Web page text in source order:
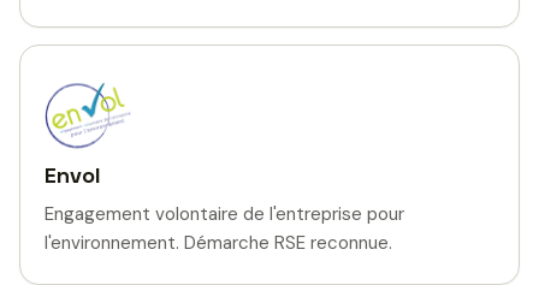
Envol
Engagement volontaire de l'entreprise pour
l'environnement. Démarche RSE reconnue.